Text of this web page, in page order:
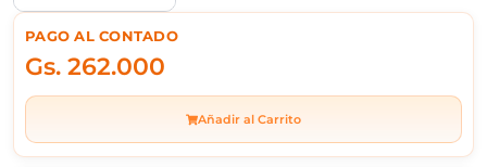
PAGO AL CONTADO
Gs. 262.000
Añadir al Carrito